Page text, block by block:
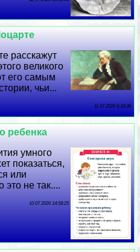
расскажут
великого
его самым
чьи...
11 07 2026 6:18:36
ребенка
умного
показаться,
или
это не так....
10 07 2026 14:58:25